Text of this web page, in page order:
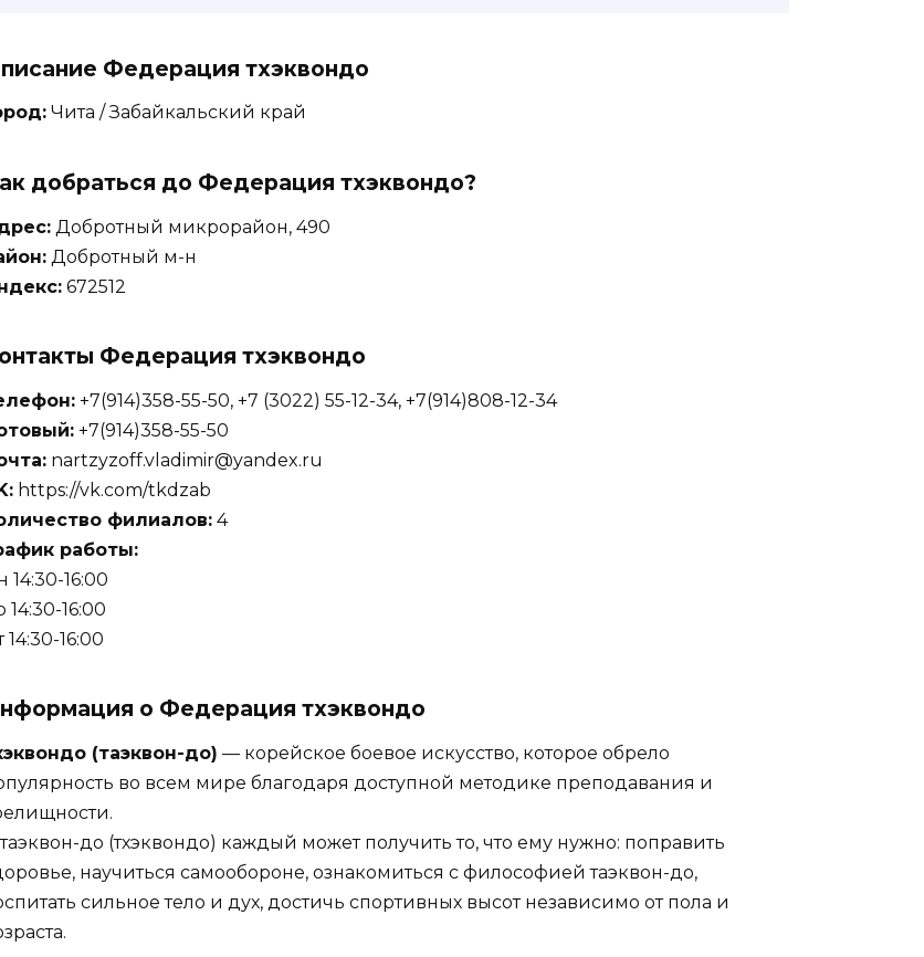
Федерация тхэквондо
Чита / Забайкальский край
добраться до Федерация тхэквондо?
Добротный микрорайон, 490
Добротный м-н
672512
Федерация тхэквондо
+7(914)358-55-50, +7 (3022) 55-12-34, +7(914)808-12-34
+7(914)358-55-50
nartzyzoff.vladimir@yandex.ru
https://vk.com/tkdzab
филиалов: 4
работы:
14:30-16:00
14:30-16:00
14:30-16:00
о Федерация тхэквондо
(таэквон-до) — корейское боевое искусство, которое обрело
во всем мире благодаря доступной методике преподавания и
до (тхэквондо) каждый может получить то, что ему нужно: поправить
научиться самообороне, ознакомиться с философией таэквон-до,
сильное тело и дух, достичь спортивных высот независимо от пола и